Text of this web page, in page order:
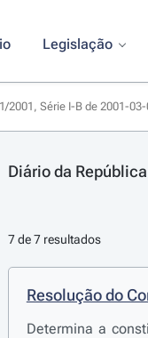
Legislação
2001, Série I-B de 2001-03-
Diário da
7 de 7 resultados
Resolução do
Determina a